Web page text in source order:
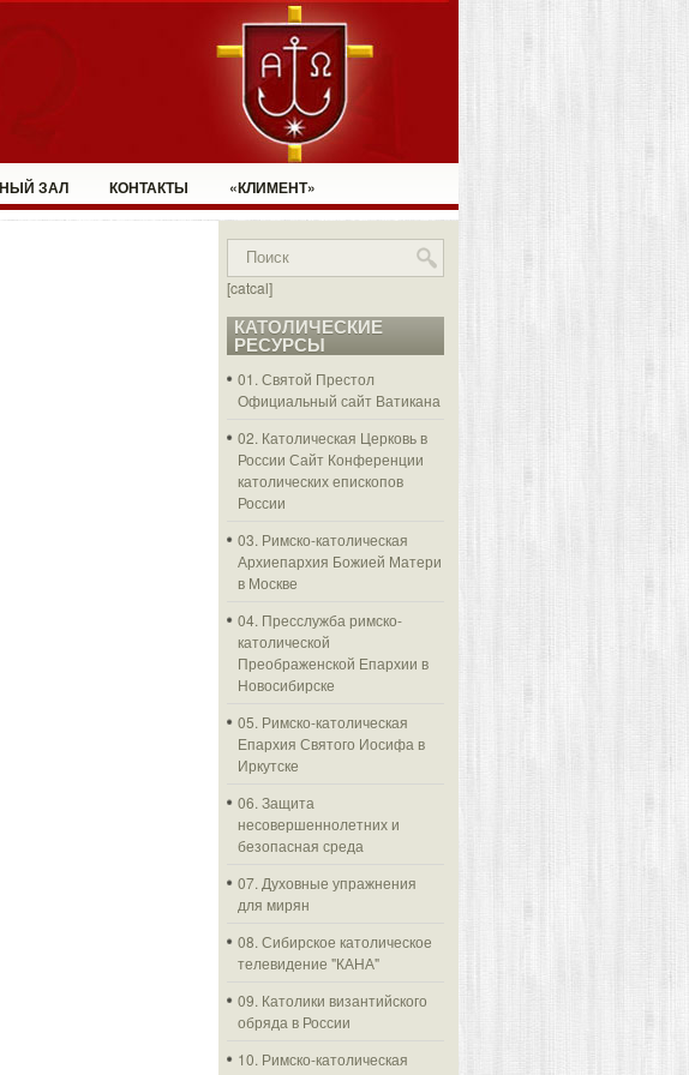
ЗАЛ КОНТАКТЫ «КЛИМЕНТ»
[catcal]
КАТОЛИЧЕСКИЕ
РЕСУРСЫ
01. Святой Престол
Официальный сайт Ватикана
02. Католическая Церковь в
России Сайт Конференции
католических епископов
России
03. Римско-католическая
Архиепархия Божией Матери
в Москве
04. Пресслужба римско-
католической
Преображенской Епархии в
Новосибирске
05. Римско-католическая
Епархия Святого Иосифа в
Иркутске
06. Защита
несовершеннолетних и
безопасная среда
07. Духовные упражнения
для мирян
08. Сибирское католическое
телевидение "КАНА"
09. Католики византийского
обряда в России
10. Римско-католическая